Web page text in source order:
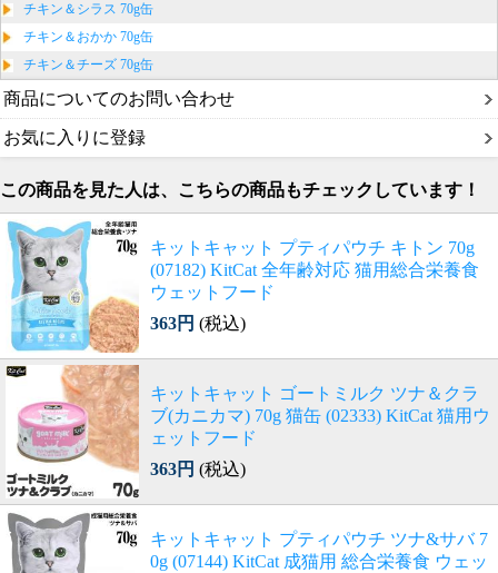
チキン＆シラス 70g缶
チキン＆おかか 70g缶
チキン＆チーズ 70g缶
商品についてのお問い合わせ
お気に入りに登録
この商品を見た人は、こちらの商品もチェックしています！
キットキャット プティパウチ キトン 70g
(07182) KitCat 全年齢対応 猫用総合栄養食
ウェットフード
363円 (税込)
キットキャット ゴートミルク ツナ＆クラ
ブ(カニカマ) 70g 猫缶 (02333) KitCat 猫用ウ
ェットフード
363円 (税込)
キットキャット プティパウチ ツナ&サバ 7
0g (07144) KitCat 成猫用 総合栄養食 ウェッ